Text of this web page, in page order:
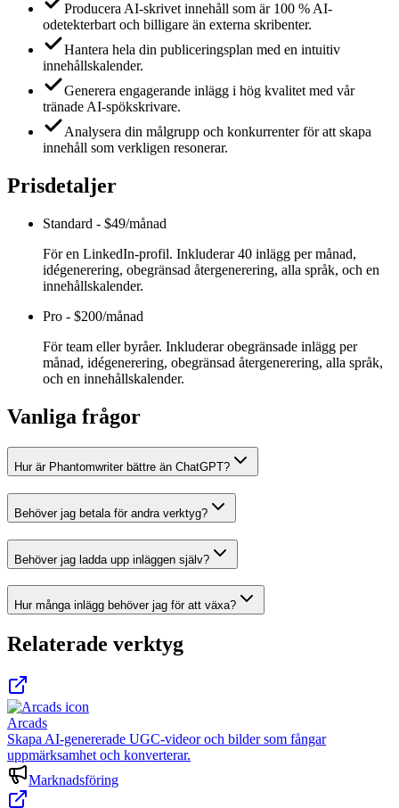
Producera AI-skrivet innehåll som är 100 % AI-
odetekterbart och billigare än externa skribenter.
Hantera hela din publiceringsplan med en intuitiv
innehållskalender.
Generera engagerande inlägg i hög kvalitet med vår
tränade AI-spökskrivare.
Analysera din målgrupp och konkurrenter för att skapa
innehåll som verkligen resonerar.
Prisdetaljer
Standard - $49/månad
För en LinkedIn-profil. Inkluderar 40 inlägg per månad,
idégenerering, obegränsad återgenerering, alla språk, och en
innehållskalender.
Pro - $200/månad
För team eller byråer. Inkluderar obegränsade inlägg per
månad, idégenerering, obegränsad återgenerering, alla språk,
och en innehållskalender.
Vanliga frågor
Hur är Phantomwriter bättre än ChatGPT?
Behöver jag betala för andra verktyg?
Behöver jag ladda upp inläggen själv?
Hur många inlägg behöver jag för att växa?
Relaterade verktyg
Arcads
Skapa AI-genererade UGC-videor och bilder som fångar
uppmärksamhet och konverterar.
Marknadsföring